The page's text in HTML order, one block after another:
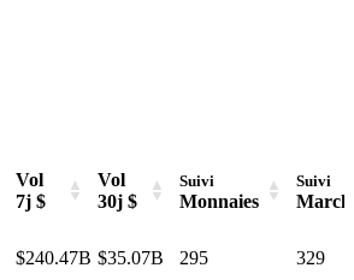
Vol
7j $
Vol
30j $
Suivi
Monnaies
Suivi
7j $
30j $
$240.47B $35.07B 295 329